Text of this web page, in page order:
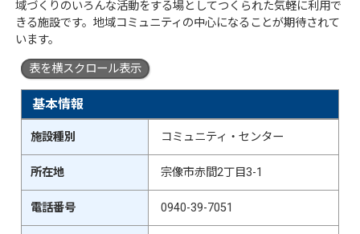
域づくりのいろんな活動をする場としてつくられた気軽に利用で
きる施設です。地域コミュニティの中心になることが期待されて
います。
表を横スクロール表示
基本情報
施設種別 コミュニティ・センター
所在地 宗像市赤間2丁目3-1
電話番号 0940-39-7051